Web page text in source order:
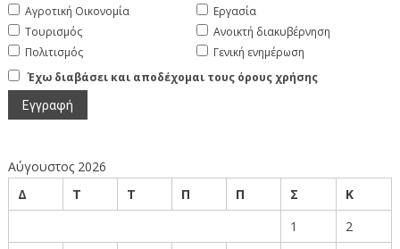
Αγροτική Οικονομία
Τουρισμός
Πολιτισμός
Εργασία
Ανοικτή διακυβέρνηση
Γενική ενημέρωση
Έχω διαβάσει και αποδέχομαι τους όρους χρήσης
Αύγουστος 2026
Δ
Τ Τ Π Π Σ
Κ
1
2